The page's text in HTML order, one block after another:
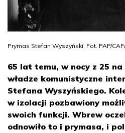
Prymas Stefan Wyszyński. Fot. PAP/
65 lat temu, w nocy z 25
władze komunistyczne
Stefana Wyszyńskiego.
w izolacji pozbawiony
swoich funkcji. Wbrew
odnowiło to i prymasa, i